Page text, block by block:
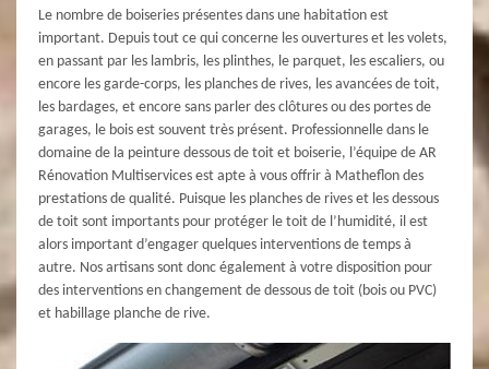
Le nombre de boiseries présentes dans une habitation est
important. Depuis tout ce qui concerne les ouvertures et les volets,
en passant par les lambris, les plinthes, le parquet, les escaliers, ou
encore les garde-corps, les planches de rives, les avancées de toit,
les bardages, et encore sans parler des clôtures ou des portes de
garages, le bois est souvent très présent. Professionnelle dans le
domaine de la peinture dessous de toit et boiserie, l’équipe de AR
Rénovation Multiservices est apte à vous offrir à Matheflon des
prestations de qualité. Puisque les planches de rives et les dessous
de toit sont importants pour protéger le toit de l’humidité, il est
alors important d’engager quelques interventions de temps à
autre. Nos artisans sont donc également à votre disposition pour
des interventions en changement de dessous de toit (bois ou PVC)
et habillage planche de rive.